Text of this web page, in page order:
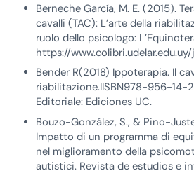
Berneche García, M. E. (2015).
cavalli (TAC): L’arte della
ruolo dello psicologo:
https://
Bender R(2018) Ippoterapia. Il
riabilitazione.IISBN978-956-14-
Editoriale: Ediciones UC.
Bouzo-González, S., & Pino-
Impatto di un programma di
nel miglioramento della
autistici. Revista de estudios e